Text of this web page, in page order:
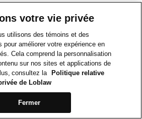
votre vie privée
utilisons des témoins et des
pour améliorer votre expérience en
Cela comprend la personnalisation
sur nos sites et applications de
consultez la
Politique relative
de Loblaw
Fermer